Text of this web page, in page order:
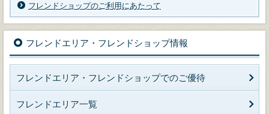
フレンドショップのご利用にあたって
フレンドエリア・フレンドショップ情報
フレンドエリア・フレンドショップでのご優待
フレンドエリア一覧